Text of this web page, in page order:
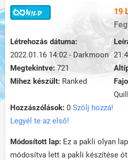
19
Létrehozás dátuma:
2022.01.16 14:02 - Darkmoon
Megtekintve: 721
Mihez készült: Ranked
Hozzászólások: 0 Szólj hozzá!
Legyél te az első!
Módosított lap: Ez a pakli olyan
módosítva lett a pakli készítése